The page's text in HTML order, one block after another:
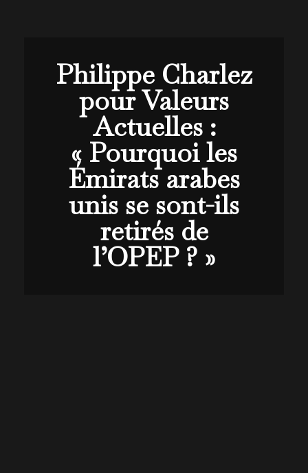
Philippe Charlez
pour Valeurs
Actuelles :
« Pourquoi les
Émirats arabes
unis se sont-ils
retirés de
l’OPEP ? »